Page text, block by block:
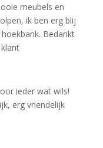
meubels en
ik ben erg blij
Bedankt
ieder wat wils!
erg vriendelijk